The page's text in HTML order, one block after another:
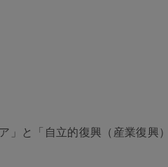
」と「自立的復興（産業復興